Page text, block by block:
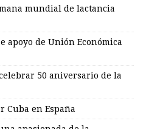
mundial de lactancia
apoyo de Unión Económica
50 aniversario de la
Cuba en España